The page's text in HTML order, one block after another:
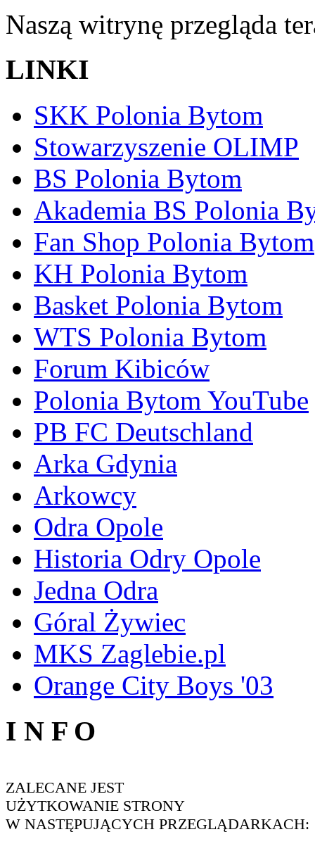
Naszą witrynę przegląda
LINKI
SKK Polonia Bytom
Stowarzyszenie OLIMP
BS Polonia Bytom
Akademia BS Polonia
Fan Shop Polonia Bytom
KH Polonia Bytom
Basket Polonia Bytom
WTS Polonia Bytom
Forum Kibiców
Polonia Bytom YouTube
PB FC Deutschland
Arka Gdynia
Arkowcy
Odra Opole
Historia Odry Opole
Jedna Odra
Góral Żywiec
MKS Zaglebie.pl
Orange City Boys '03
I N F O
ZALECANE JEST
UŻYTKOWANIE STRONY
W NASTĘPUJĄCYCH PRZEGLĄDARKACH: